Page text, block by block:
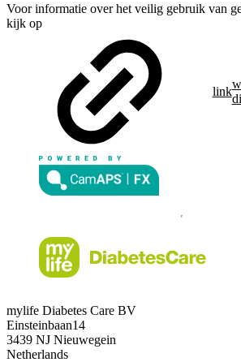
Voor informatie over het veilig gebruik van
kijk op
link
mylife Diabetes Care BV
Einsteinbaan14
3439 NJ Nieuwegein
Netherlands